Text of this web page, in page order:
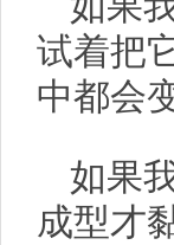
试着把
中都会
如果
成型才